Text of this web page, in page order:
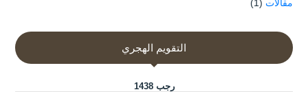
مقالات (1)
التقويم الهجري
رجب 1438